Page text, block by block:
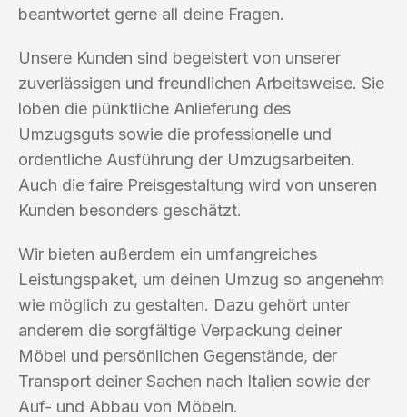
beantwortet gerne all deine Fragen.
Unsere Kunden sind begeistert von unserer
zuverlässigen und freundlichen Arbeitsweise. Sie
loben die pünktliche Anlieferung des
Umzugsguts sowie die professionelle und
ordentliche Ausführung der Umzugsarbeiten.
Auch die faire Preisgestaltung wird von unseren
Kunden besonders geschätzt.
Wir bieten außerdem ein umfangreiches
Leistungspaket, um deinen Umzug so angenehm
wie möglich zu gestalten. Dazu gehört unter
anderem die sorgfältige Verpackung deiner
Möbel und persönlichen Gegenstände, der
Transport deiner Sachen nach Italien sowie der
Auf- und Abbau von Möbeln.